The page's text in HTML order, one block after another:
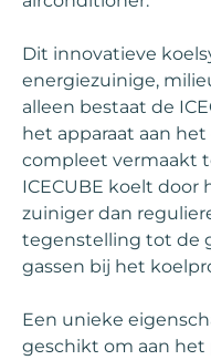
Dit innovatieve
energiezuinige,
alleen bestaat de
het apparaat aan
compleet vermaakt
ICECUBE koelt door
zuiniger dan
tegenstelling tot de
gassen bij het
Een unieke
geschikt om aan het